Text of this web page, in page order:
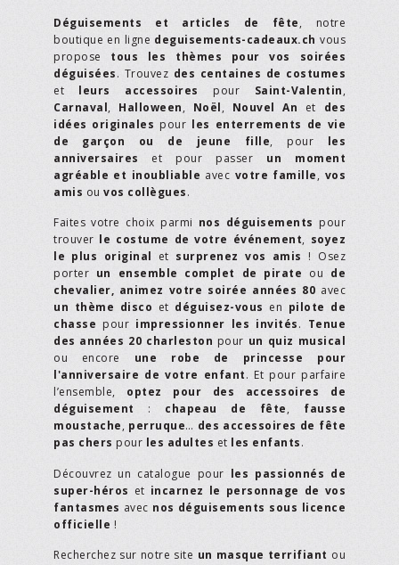
Déguisements et articles de fête, notre
boutique en ligne deguisements-cadeaux.ch vous
propose tous les thèmes pour vos soirées
déguisées. Trouvez des centaines de costumes
et leurs accessoires pour Saint-Valentin,
Carnaval, Halloween, Noël, Nouvel An et des
idées originales pour les enterrements de vie
de garçon ou de jeune fille, pour les
anniversaires et pour passer un moment
agréable et inoubliable avec votre famille, vos
amis ou vos collègues.
Faites votre choix parmi nos déguisements pour
trouver le costume de votre événement, soyez
le plus original et surprenez vos amis ! Osez
porter un ensemble complet de pirate ou de
chevalier, animez votre soirée années 80 avec
un thème disco et déguisez-vous en pilote de
chasse pour impressionner les invités. Tenue
des années 20 charleston pour un quiz musical
ou encore une robe de princesse pour
l'anniversaire de votre enfant. Et pour parfaire
l’ensemble, optez pour des accessoires de
déguisement : chapeau de fête, fausse
moustache, perruque… des accessoires de fête
pas chers pour les adultes et les enfants.
Découvrez un catalogue pour les passionnés de
super-héros et incarnez le personnage de vos
fantasmes avec nos déguisements sous licence
officielle !
Recherchez sur notre site un masque terrifiant ou